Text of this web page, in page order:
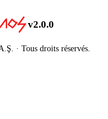
v2.0.0
· Tous droits réservés.